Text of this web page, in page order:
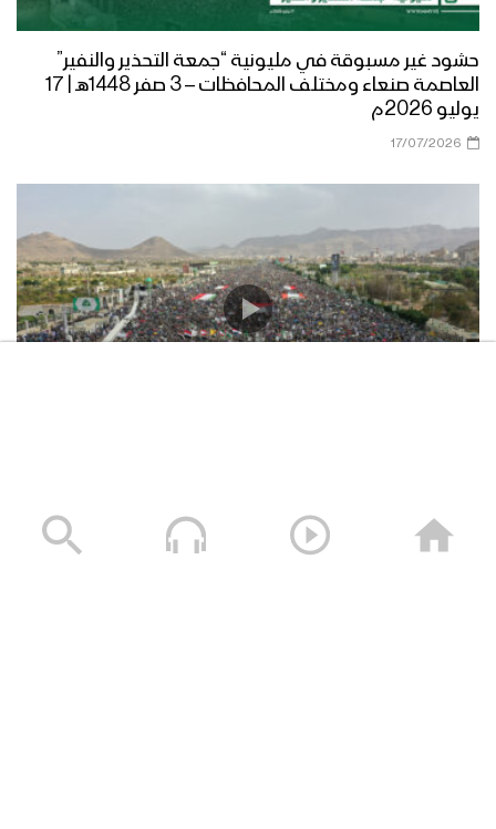
حشود غير مسبوقة في مليونية “جمعة التحذير والنفير”
العاصمة صنعاء ومختلف المحافظات – 3 صفر 1448هـ | 17
يوليو 2026م
17/07/2026
2026م